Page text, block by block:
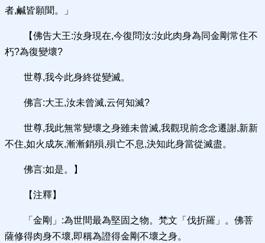
者,鹹皆願聞。」
【佛告大王:汝身現在,今復問汝:汝此肉身為同金剛常住不
朽?為復變壞?
世尊,我今此身終從變滅。
佛言:大王,汝未曾滅,云何知滅?
世尊,我此無常變壞之身雖未曾滅,我觀現前念念遷謝,新新
不住,如火成灰,漸漸銷殞,殞亡不息,決知此身當從滅盡。
佛言:如是。】
【注釋】
「金剛」:為世間最為堅固之物。梵文「伐折羅」。佛菩
薩修得肉身不壞,即稱為證得金剛不壞之身。